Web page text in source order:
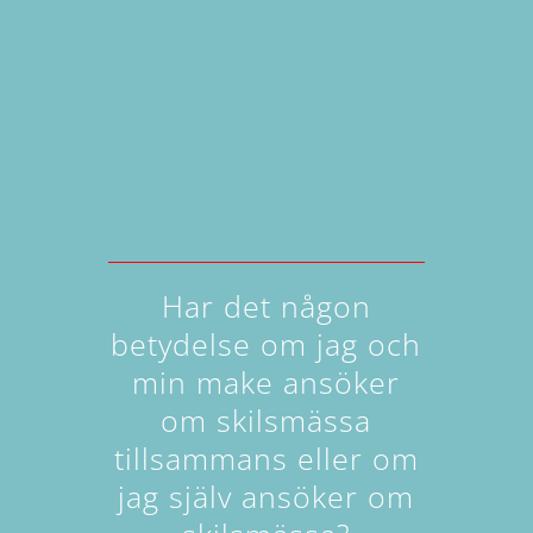
Har det någon
betydelse om jag och
min make ansöker
om skilsmässa
tillsammans eller om
jag själv ansöker om